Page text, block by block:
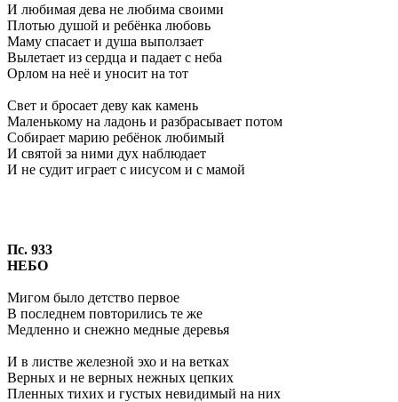
И любимая дева не любима своими
Плотью душой и ребёнка любовь
Маму спасает и душа выползает
Вылетает из сердца и падает с неба
Орлом на неё и уносит на тот
Свет и бросает деву как камень
Маленькому на ладонь и разбрасывает потом
Собирает марию ребёнок любимый
И святой за ними дух наблюдает
И не судит играет с иисусом и с мамой
Пс. 933
НЕБО
Мигом было детство первое
В последнем повторились те же
Медленно и снежно медные деревья
И в листве железной эхо и на ветках
Верных и не верных нежных цепких
Пленных тихих и густых невидимый на них